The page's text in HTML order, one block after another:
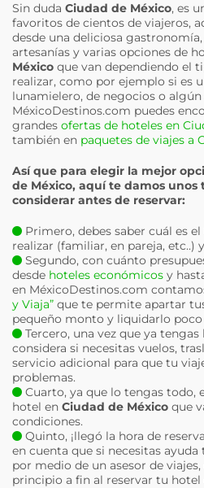
Sin duda Ciudad de México, es
favoritos de cientos de viajeros,
desde una deliciosa
artesanías y varias opciones de
México que van dependiendo el
realizar, como por ejemplo si es
lunamielero, de negocios o
MéxicoDestinos.com puedes
grandes ofertas de hoteles en
también en paquetes de viajes a
Así que para elegir la mejor
de México, aquí te damos unos
considerar antes de reservar:
Primero, debes saber cuál es
realizar (familiar, en pareja, etc..)
Segundo, con cuánto
desde hoteles económicos y
en MéxicoDestinos.com
y Viaja” que te permite apartar
pequeño monto y liquidarlo poco
Tercero, una vez que ya
considera si necesitas vuelos,
servicio adicional para que tu
problemas.
Cuarto, ya que lo tengas todo,
hotel en Ciudad de México que
condiciones.
Quinto, ¡llegó la hora de
en cuenta que si necesitas
por medio de un asesor de
principio a fin al reservar tu hotel